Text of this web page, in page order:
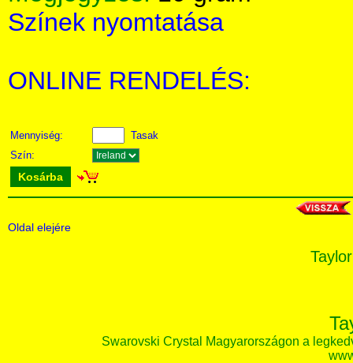
Színek nyomtatása
ONLINE RENDELÉS:
Mennyiség:
Tasak
Szín:
Kosárba
Oldal elejére
Swarovski Crystal Magyarországon a